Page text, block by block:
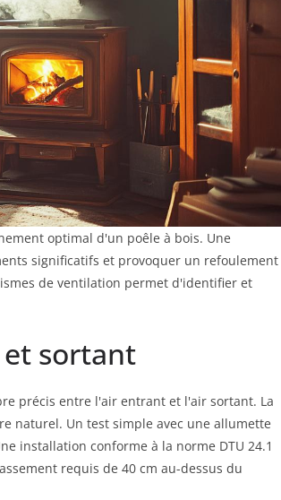
optimal d'un poêle à bois. Une
significatifs et provoquer un refoulement
de ventilation permet d'identifier et
sortant
précis entre l'air entrant et l'air sortant. La
naturel. Un test simple avec une allumette
installation conforme à la norme DTU 24.1
requis de 40 cm au-dessus du